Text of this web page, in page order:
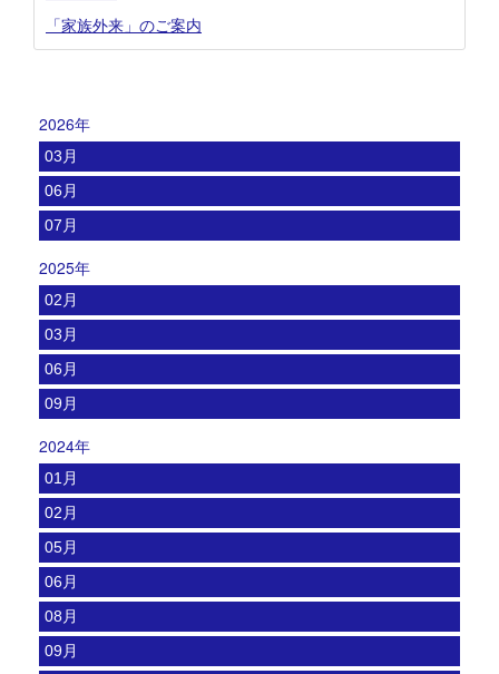
「家族外来」のご案内
2026年
03月
06月
07月
2025年
02月
03月
06月
09月
2024年
01月
02月
05月
06月
08月
09月